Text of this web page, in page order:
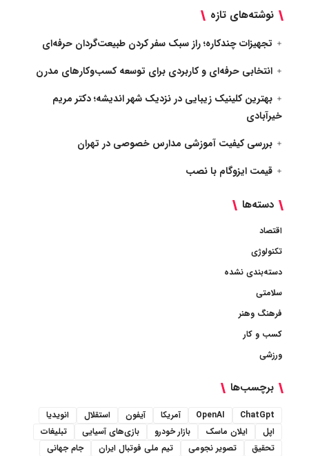
نوشته‌های تازه
تجهیزات چندکاره؛ راز سبک سفر کردن طبیعت‌گردان حرفه‌ای
انتخابی حرفه‌ای و کاربردی برای توسعه کسب‌وکارهای مدرن
بهترین کلینیک زیبایی در نزدیک شهر اندیشه؛ دکتر مریم
خیرآبادی
بررسی کیفیت آموزشی مدارس خصوصی در تهران
قیمت ایزوگام با نصب
دسته‌ها
اقتصاد
تکنولوژی
دسته‌بندی نشده
سلامتی
فرهنگ وهنر
کسب و کار
ورزشی
برچسب‌ها
ChatGpt
OpenAI آمریکا آیفون استقلال
انویدیا
اپل
ایلان ماسک بازار خودرو بازی‌های آسیایی
تبلیغات
تحقیق
تصویر نجومی تیم ملی فوتبال ایران
جام جهانی